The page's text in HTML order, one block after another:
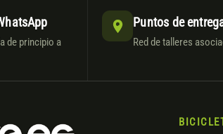
de principio a
Puntos de
Red de talleres